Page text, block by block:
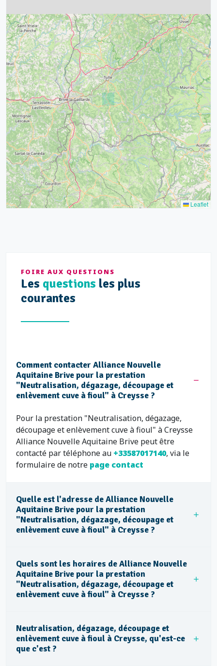
4
15
21
14
32
39
52 68
43
Leaflet
FOIRE AUX QUESTIONS
Les questions les plus
courantes
Comment contacter Alliance Nouvelle
Aquitaine Brive pour la prestation
"Neutralisation, dégazage, découpage et
enlèvement cuve à fioul" à Creysse ?
Pour la prestation "Neutralisation, dégazage,
découpage et enlèvement cuve à fioul" à Creysse
Alliance Nouvelle Aquitaine Brive peut être
contacté par téléphone au +33587017140, via le
formulaire de notre page contact
Quelle est l'adresse de Alliance Nouvelle
Aquitaine Brive pour la prestation
"Neutralisation, dégazage, découpage et
enlèvement cuve à fioul" à Creysse ?
Quels sont les horaires de Alliance Nouvelle
Aquitaine Brive pour la prestation
"Neutralisation, dégazage, découpage et
enlèvement cuve à fioul" à Creysse ?
Neutralisation, dégazage, découpage et
enlèvement cuve à fioul à Creysse, qu'est-ce
que c'est ?